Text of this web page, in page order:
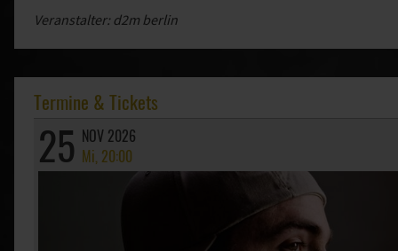
Veranstalter: d2m berlin
Termine & Tickets
25 NOV 2026
Mi, 20:00